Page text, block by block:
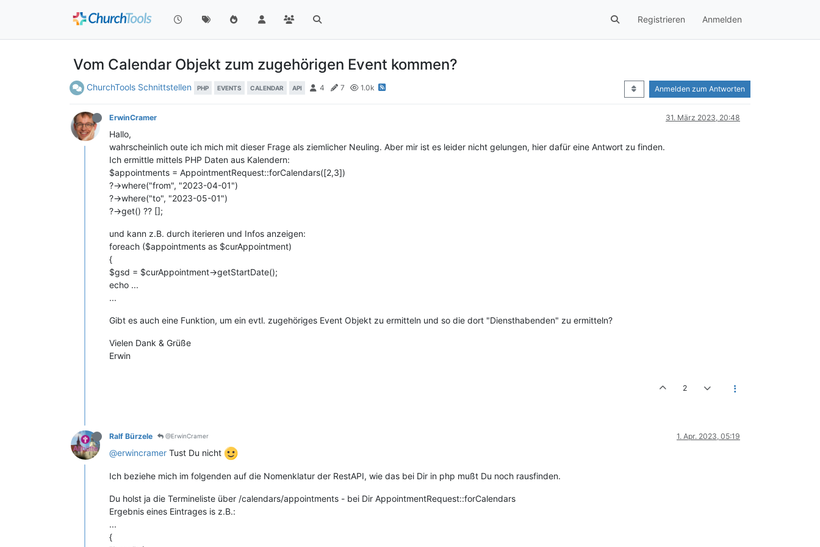
Registrieren Anmelden
Vom Calendar Objekt zum zugehörigen Event kommen?
ChurchTools Schnittstellen PHP EVENTS CALENDAR API 4 7 1.0k Anmelden zum Antworten
ErwinCramer 31. März 2023, 20:48
Hallo,
wahrscheinlich oute ich mich mit dieser Frage als ziemlicher Neuling. Aber mir ist es leider nicht gelungen, hier dafür eine Antwort zu finden.
Ich ermittle mittels PHP Daten aus Kalendern:
$appointments = AppointmentRequest::forCalendars([2,3])
?->where("from", "2023-04-01")
?->where("to", "2023-05-01")
?->get() ?? [];
und kann z.B. durch iterieren und Infos anzeigen:
foreach ($appointments as $curAppointment)
{
$gsd = $curAppointment->getStartDate();
echo ...
...
Gibt es auch eine Funktion, um ein evtl. zugehöriges Event Objekt zu ermitteln und so die dort "Diensthabenden" zu ermitteln?
Vielen Dank & Grüße
Erwin
2
Ralf Bürzele @ErwinCramer 1. Apr. 2023, 05:19
@erwincramer Tust Du nicht
Ich beziehe mich im folgenden auf die Nomenklatur der RestAPI, wie das bei Dir in php mußt Du noch rausfinden.
Du holst ja die Termineliste über /calendars/appointments - bei Dir AppointmentRequest::forCalendars
Ergebnis eines Eintrages is z.B.:
...
{